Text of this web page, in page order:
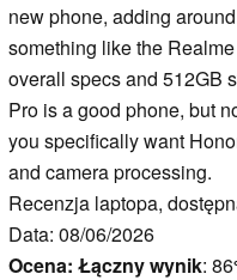
new phone, adding
something like the
overall specs and 512GB
Pro is a good phone, but
you specifically want
and camera processing.
Recenzja laptopa,
Data: 08/06/2026
Ocena: Łączny wynik: